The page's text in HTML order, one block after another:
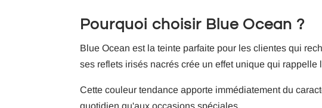
Pourquoi choisir Blue Ocean ?
Blue Ocean est la teinte parfaite pour les clientes qui
ses reflets irisés nacrés crée un effet unique qui
Cette couleur tendance apporte immédiatement du